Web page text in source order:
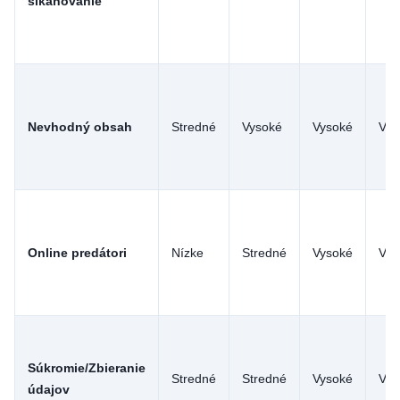
Nevhodný obsah Stredné Vysoké Vysoké
Online predátori Nízke Stredné Vysoké
Súkromie/Zbieranie
údajov
Stredné Stredné Vysoké